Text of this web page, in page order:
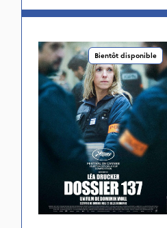
Bientôt disponible